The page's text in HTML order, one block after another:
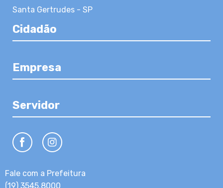
Santa Gertrudes - SP
Cidadão
Empresa
Servidor
Fale com a Prefeitura
(19) 3545.8000